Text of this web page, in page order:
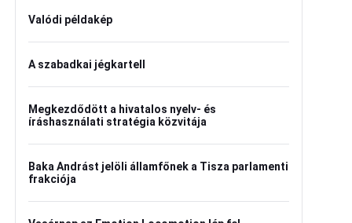
Valódi példakép
A szabadkai jégkartell
Megkezdődött a hivatalos nyelv- és
íráshasználati stratégia közvitája
Baka Andrást jelöli államfőnek a Tisza parlamenti
frakciója